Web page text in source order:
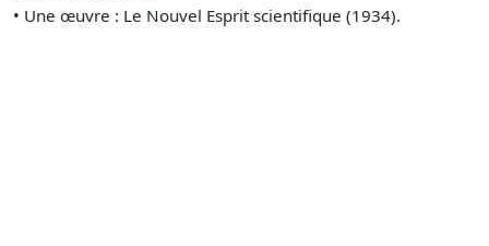
• Une œuvre : Le Nouvel Esprit scientifique (1934).